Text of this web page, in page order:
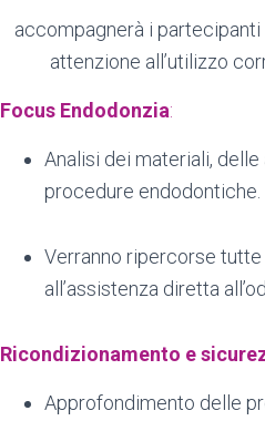
accompagnerà i
attenzione all’utilizzo
Focus Endodonzia:
Analisi dei materiali,
procedure endodontiche.
Verranno ripercorse
all’assistenza diretta
Ricondizionamento e
Approfondimento delle